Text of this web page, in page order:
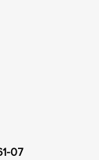
07